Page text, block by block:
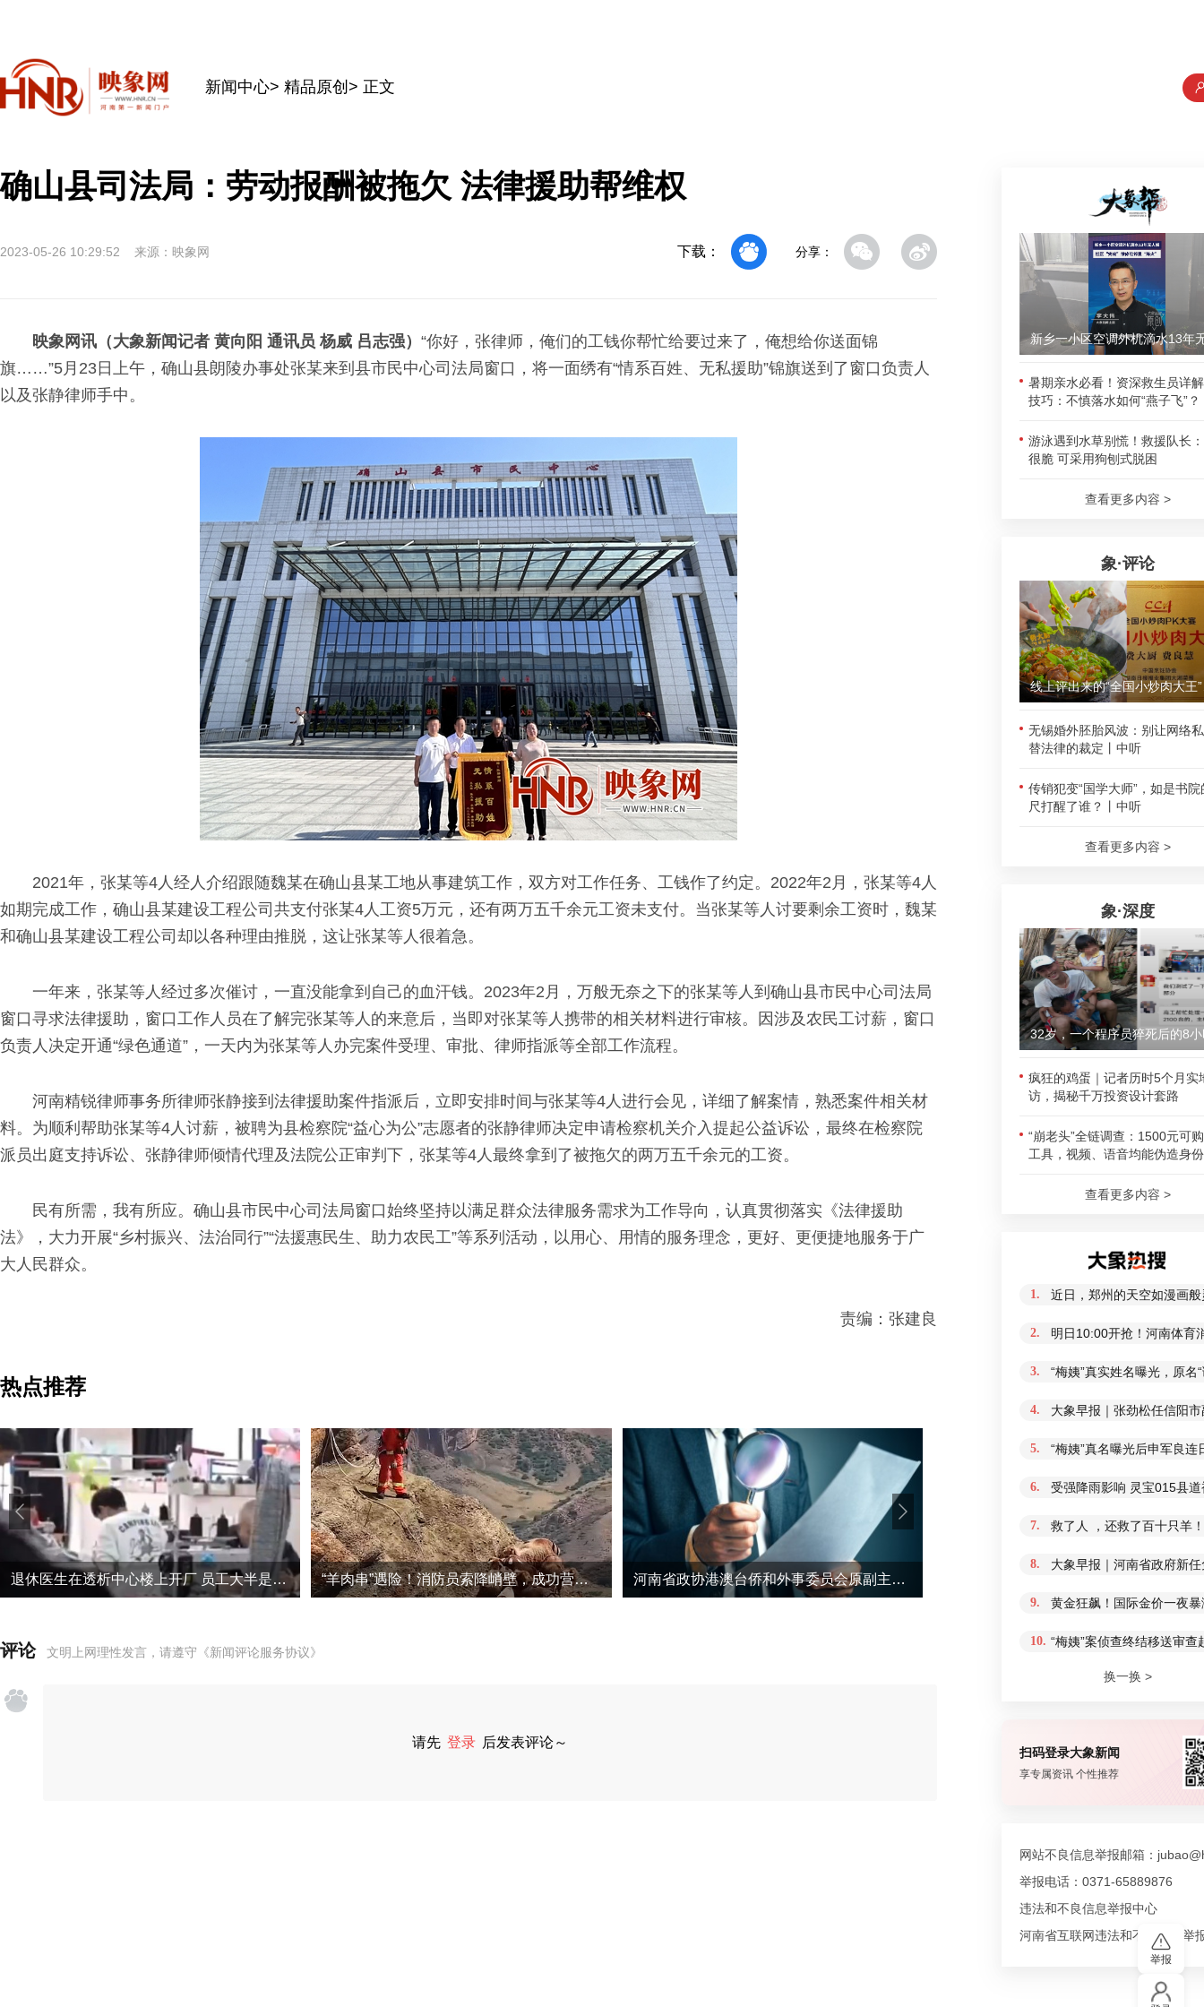
新闻中心> 精品原创 > 正文
确山县司法局：劳动报酬被拖欠 法律援助帮维权
2023-05-26 10:29:52 来源：映象网 下载： 分享：
映象网讯（大象新闻记者 黄向阳 通讯员 杨威 吕志强） “你好，张律师，俺们的工钱你帮忙给要过来了，俺想给你送面锦
旗……”5月23日上午，确山县朗陵办事处张某来到县市民中心司法局窗口，将一面绣有“情系百姓、无私援助”锦旗送到了窗口负责人
以及张静律师手中。
2021年，张某等4人经人介绍跟随魏某在确山县某工地从事建筑工作，双方对工作任务、工钱作了约定。2022年2月，张某等4人
如期完成工作，确山县某建设工程公司共支付张某4人工资5万元，还有两万五千余元工资未支付。当张某等人讨要剩余工资时，魏某
和确山县某建设工程公司却以各种理由推脱，这让张某等人很着急。
一年来，张某等人经过多次催讨，一直没能拿到自己的血汗钱。2023年2月，万般无奈之下的张某等人到确山县市民中心司法局
窗口寻求法律援助，窗口工作人员在了解完张某等人的来意后，当即对张某等人携带的相关材料进行审核。因涉及农民工讨薪，窗口
负责人决定开通“绿色通道”，一天内为张某等人办完案件受理、审批、律师指派等全部工作流程。
河南精锐律师事务所律师张静接到法律援助案件指派后，立即安排时间与张某等4人进行会见，详细了解案情，熟悉案件相关材
料。为顺利帮助张某等4人讨薪，被聘为县检察院“益心为公”志愿者的张静律师决定申请检察机关介入提起公益诉讼，最终在检察院
派员出庭支持诉讼、张静律师倾情代理及法院公正审判下，张某等4人最终拿到了被拖欠的两万五千余元的工资。
民有所需，我有所应。确山县市民中心司法局窗口始终坚持以满足群众法律服务需求为工作导向，认真贯彻落实《法律援助
法》，大力开展“乡村振兴、法治同行”“法援惠民生、助力农民工”等系列活动，以用心、用情的服务理念，更好、更便捷地服务于广
大人民群众。
责编：张建良
热点推荐
退休医生在透析中心楼上开厂 员工大半是尿毒症患者 “羊肉串”遇险！消防员索降峭壁，成功营救被困羊群 河南省政协港澳台侨和外事委员会原副主任张春香接受纪律审查和监察调查
评论 文明上网理性发言，请遵守 《新闻评论服务协议》
请先 登录 后发表评论～
暑期亲水必看！资深救生员详
技巧：不慎落水如何“燕子飞”？
游泳遇到水草别慌！救援队长
很脆 可采用狗刨式脱困
查看更多内容 >
象·评论
无锡婚外胚胎风波：别让网络
替法律的裁定丨中听
传销犯变“国学大师”，如是书院
尺打醒了谁？丨中听
查看更多内容 >
象·深度
32岁，一个程序员猝死后的8
疯狂的鸡蛋｜记者历时5个月实
访，揭秘千万投资设计套路
“崩老头”全链调查：1500元可
工具，视频、语音均能伪造身份
查看更多内容 >
1. 近日，郑州的天空如漫画
2. 明日10:00开抢！河南体育
3. “梅姨”真实姓名曝光，原
4. 大象早报｜张劲松任信阳
5. “梅姨”真名曝光后申军良
6. 受强降雨影响 灵宝015县
7. 救了人 ，还救了百十只羊
8. 大象早报｜河南省政府新
9. 黄金狂飙！国际金价一夜
10. “梅姨”案侦查终结移送审
换一换 >
扫码登录大象新闻
享专属资讯 个性推荐
网站不良信息举报邮箱：
举报电话：0371-65889876
违法和不良信息举报中心
河南省互联网违法和不良信息举
举报